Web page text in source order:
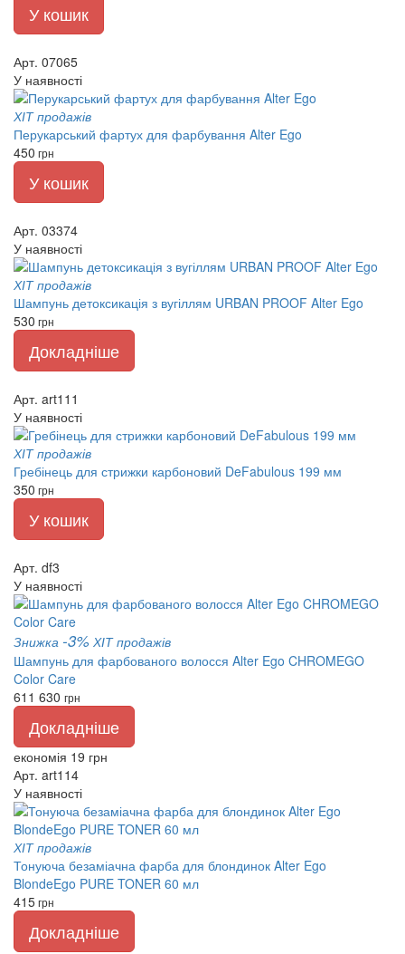
У кошик
Арт. 07065
У наявності
ХІТ продажів
Перукарський фартух для фарбування Alter Ego
450 грн
У кошик
Арт. 03374
У наявності
ХІТ продажів
Шампунь детоксикація з вугіллям URBAN PROOF Alter Ego
530 грн
Докладніше
Арт. art111
У наявності
ХІТ продажів
Гребінець для стрижки карбоновий DeFabulous 199 мм
350 грн
У кошик
Арт. df3
У наявності
Знижка -3% ХІТ продажів
Шампунь для фарбованого волосся Alter Ego CHROMEGO
Color Care
611 630 грн
Докладніше
економія 19 грн
Арт. art114
У наявності
ХІТ продажів
Тонуюча безаміачна фарба для блондинок Alter Ego
BlondeEgo PURE TONER 60 мл
415грн
Докладніше